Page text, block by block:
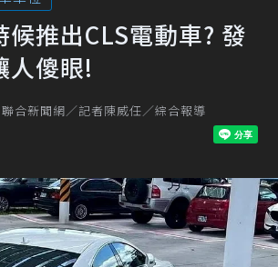
候推出CLS電動車? 發
人傻眼!
聯合新聞網／記者陳威任／綜合報導